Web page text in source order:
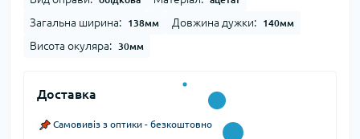
Загальна ширина: 138мм Довжина дужки: 140мм
Висота окуляра: 30мм
Доставка
Самовивіз з оптики - безкоштовно